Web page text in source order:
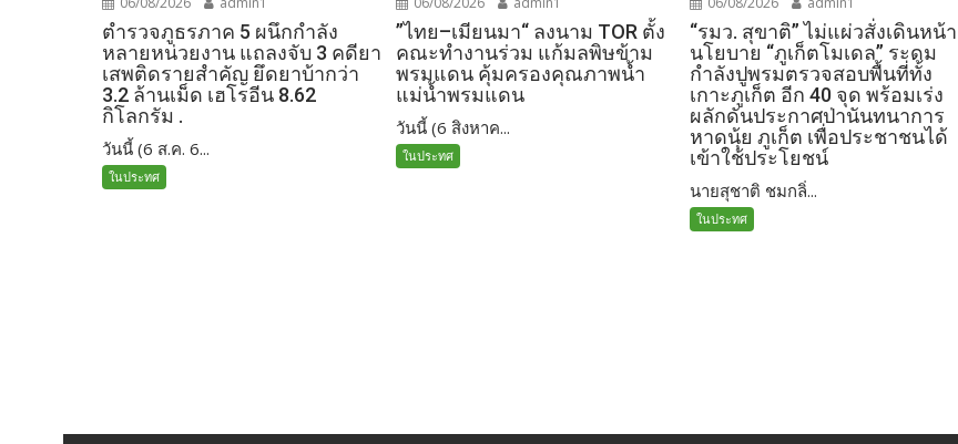
ตำรวจภูธรภาค 5 ผนึกกำลัง
หลายหน่วยงาน แถลงจับ 3 คดียา
เสพติดรายสำคัญ ยึดยาบ้ากว่า
3.2 ล้านเม็ด เฮโรอีน 8.62
กิโลกรัม .
วันนี้ (6 ส.ค. 6...
ในประทศ
”ไทย–เมียนมา“ ลงนาม TOR ตั้ง
คณะทำงานร่วม แก้มลพิษข้าม
พรมแดน คุ้มครองคุณภาพน้ำ
แม่น้ำพรมแดน
วันนี้ (6 สิงหาค...
ในประทศ
“รมว. สุขาติ” ไม่แผ่วสั่งเดินหน้า
นโยบาย “ภูเก็ตโมเดล” ระดม
กำลังปูพรมตรวจสอบพื้นที่ทั้ง
เกาะภูเก็ต อีก 40 จุด พร้อมเร่ง
ผลักดันประกาศป่านันทนาการ
หาดนุ้ย ภูเก็ต เพื่อประชาชนได้
เข้าใช้ประโยชน์
นายสุชาติ ชมกลิ่...
ในประทศ